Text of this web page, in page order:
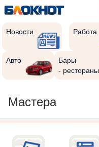
Новости Работа
Авто
Бары
- рестораны
Мастера